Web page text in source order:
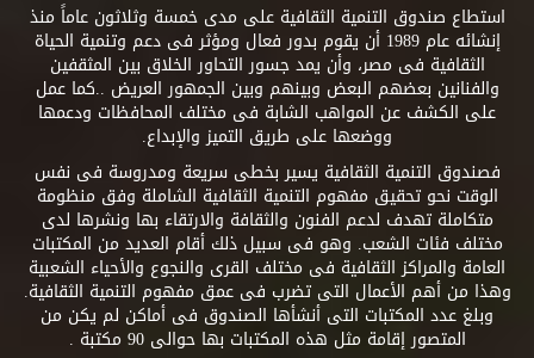
استطاع صندوق التنمية الثقافية على مدى خمسة وثلاثون عاماً منذ
إنشائه عام 1989 أن يقوم بدور فعال ومؤثر فى دعم وتنمية الحياة
الثقافية فى مصر، وأن يمد جسور التحاور الخلاق بين المثقفين
والفنانين بعضهم البعض وبينهم وبين الجمهور العريض ..كما عمل
على الكشف عن المواهب الشابة فى مختلف المحافظات ودعمها
ووضعها على طريق التميز والإبداع.
فصندوق التنمية الثقافية يسير بخطى سريعة ومدروسة فى نفس
الوقت نحو تحقيق مفهوم التنمية الثقافية الشاملة وفق منظومة
متكاملة تهدف لدعم الفنون والثقافة والارتقاء بها ونشرها لدى
مختلف فئات الشعب. وهو فى سبيل ذلك أقام العديد من المكتبات
العامة والمراكز الثقافية فى مختلف القرى والنجوع والأحياء الشعبية
وهذا من أهم الأعمال التى تضرب فى عمق مفهوم التنمية الثقافية.
وبلغ عدد المكتبات التى أنشأها الصندوق فى أماكن لم يكن من
المتصور إقامة مثل هذه المكتبات بها حوالى 90 مكتبة .